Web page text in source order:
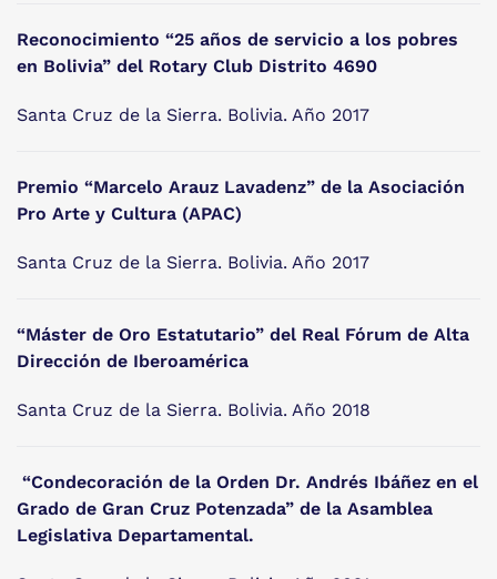
Reconocimiento “25 años de servicio a los pobres
en Bolivia” del Rotary Club Distrito 4690
Santa Cruz de la Sierra. Bolivia. Año 2017
Premio “Marcelo Arauz Lavadenz” de la Asociación
Pro Arte y Cultura (APAC)
Santa Cruz de la Sierra. Bolivia. Año 2017
“Máster de Oro Estatutario” del Real Fórum de Alta
Dirección de Iberoamérica
Santa Cruz de la Sierra. Bolivia. Año 2018
“Condecoración de la Orden Dr. Andrés Ibáñez en el
Grado de Gran Cruz Potenzada” de la Asamblea
Legislativa Departamental.